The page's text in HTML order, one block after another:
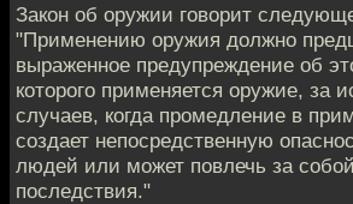
Закон об оружии говорит
"Применению оружия должно
выраженное предупреждение об
которого применяется оружие, за
случаев, когда промедление в
создает непосредственную
людей или может повлечь за
последствия."